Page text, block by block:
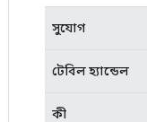
সুযোগ
টেবিল হ্যান্ডেল
কী